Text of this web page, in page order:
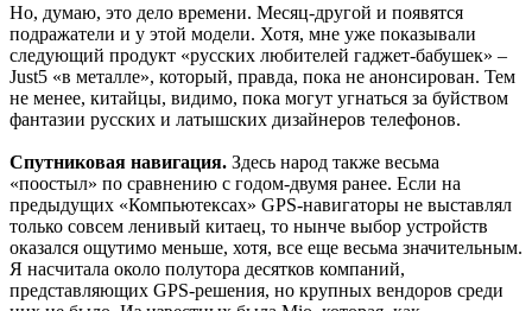
Но, думаю, это дело времени. Месяц-другой и появятся
подражатели и у этой модели. Хотя, мне уже показывали
следующий продукт «русских любителей гаджет-бабушек» –
Just5 «в металле», который, правда, пока не анонсирован. Тем
не менее, китайцы, видимо, пока могут угнаться за буйством
фантазии русских и латышских дизайнеров телефонов.
Спутниковая навигация. Здесь народ также весьма
«поостыл» по сравнению с годом-двумя ранее. Если на
предыдущих «Компьютексах» GPS-навигаторы не выставлял
только совсем ленивый китаец, то нынче выбор устройств
оказался ощутимо меньше, хотя, все еще весьма значительным.
Я насчитала около полутора десятков компаний,
представляющих GPS-решения, но крупных вендоров среди